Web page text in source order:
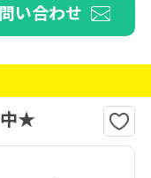
い合わせ
中★